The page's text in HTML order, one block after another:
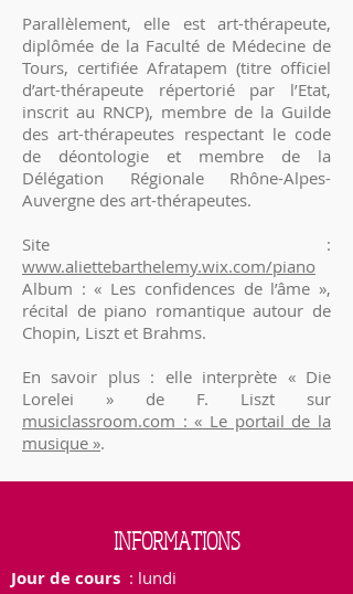
Parallèlement, elle est art-thérapeute,
diplômée de la Faculté de Médecine de
Tours, certifiée Afratapem (titre officiel
d’art-thérapeute répertorié par l’Etat,
inscrit au RNCP), membre de la Guilde
des art-thérapeutes respectant le code
de déontologie et membre de la
Délégation Régionale Rhône-Alpes-
Auvergne des art-thérapeutes.
Site :
www.aliettebarthelemy.wix.com/piano
Album : « Les confidences de l’âme »,
récital de piano romantique autour de
Chopin, Liszt et Brahms.
En savoir plus : elle interprète « Die
Lorelei » de F. Liszt sur
musiclassroom.com : « Le portail de la
musique ».
INFORMATIONS
Jour de cours : lundi